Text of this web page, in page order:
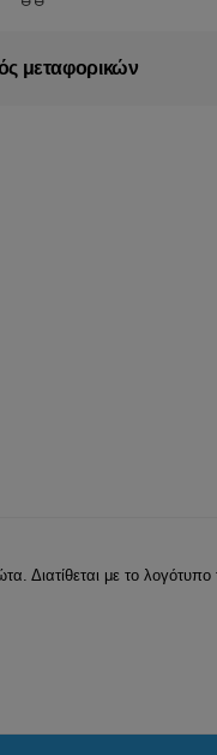
μεταφορικών
Διατίθεται με το